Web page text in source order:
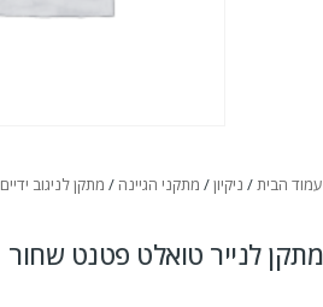
עמוד הבית/ ניקיון/ מתקני הגיינה / מתקן לניגוב ידיים
מתקן לנייר טואלט פטנט שחור